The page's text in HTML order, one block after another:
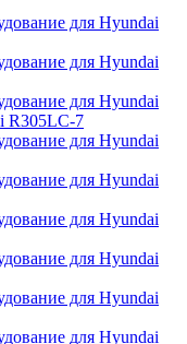
для Hyundai
для Hyundai
для Hyundai
R305LC-7
для Hyundai
для Hyundai
для Hyundai
для Hyundai
для Hyundai
для Hyundai